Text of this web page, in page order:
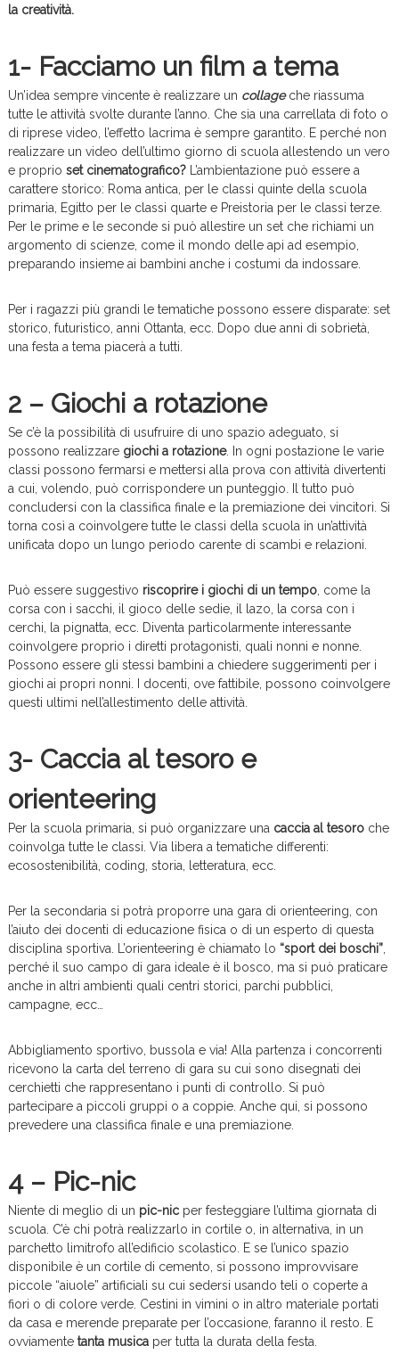
la creatività.
1- Facciamo un film a tema
Un’idea sempre vincente è realizzare un collageche riassuma
tutte le attività svolte durante l’anno. Che sia una carrellata di foto o
di riprese video, l’effetto lacrima è sempre garantito. E perché non
realizzare un video dell’ultimo giorno di scuola allestendo un vero
e proprio set cinematografico?L’ambientazione può essere a
carattere storico: Roma antica, per le classi quinte della scuola
primaria, Egitto per le classi quarte e Preistoria per le classi terze.
Per le prime e le seconde si può allestire un set che richiami un
argomento di scienze, come il mondo delle api ad esempio,
preparando insieme ai bambini anche i costumi da indossare.
Per i ragazzi più grandi le tematiche possono essere disparate: set
storico, futuristico, anni Ottanta, ecc. Dopo due anni di sobrietà,
una festa a tema piacerà a tutti.
2 – Giochi a rotazione
Se c’è la possibilità di usufruire di uno spazio adeguato, si
possono realizzare giochi a rotazione. In ogni postazione le varie
classi possono fermarsi e mettersi alla prova con attività divertenti
a cui, volendo, può corrispondere un punteggio. Il tutto può
concludersi con la classifica finale e la premiazione dei vincitori. Si
torna così a coinvolgere tutte le classi della scuola in un’attività
unificata dopo un lungo periodo carente di scambi e relazioni.
Può essere suggestivo riscoprire i giochi di un tempo, come la
corsa con i sacchi, il gioco delle sedie, il lazo, la corsa con i
cerchi, la pignatta, ecc. Diventa particolarmente interessante
coinvolgere proprio i diretti protagonisti, quali nonni e nonne.
Possono essere gli stessi bambini a chiedere suggerimenti per i
giochi ai propri nonni. I docenti, ove fattibile, possono coinvolgere
questi ultimi nell’allestimento delle attività.
3- Caccia al tesoro e
orienteering
Per la scuola primaria, si può organizzare una caccia al tesoroche
coinvolga tutte le classi. Via libera a tematiche differenti:
ecosostenibilità, coding, storia, letteratura, ecc.
Per la secondaria si potrà proporre una gara di orienteering, con
l’aiuto dei docenti di educazione fisica o di un esperto di questa
disciplina sportiva. L’orienteering è chiamato lo “sport dei boschi”,
perché il suo campo di gara ideale è il bosco, ma si può praticare
anche in altri ambienti quali centri storici, parchi pubblici,
campagne, ecc…
Abbigliamento sportivo, bussola e via! Alla partenza i concorrenti
ricevono la carta del terreno di gara su cui sono disegnati dei
cerchietti che rappresentano i punti di controllo. Si può
partecipare a piccoli gruppi o a coppie. Anche qui, si possono
prevedere una classifica finale e una premiazione.
4 – Pic-nic
Niente di meglio di un pic-nicper festeggiare l’ultima giornata di
scuola. C’è chi potrà realizzarlo in cortile o, in alternativa, in un
parchetto limitrofo all’edificio scolastico. E se l’unico spazio
disponibile è un cortile di cemento, si possono improvvisare
piccole “aiuole” artificiali su cui sedersi usando teli o coperte a
fiori o di colore verde. Cestini in vimini o in altro materiale portati
da casa e merende preparate per l’occasione, faranno il resto. E
ovviamente tanta musicaper tutta la durata della festa.